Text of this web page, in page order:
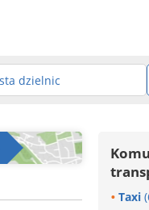
Taxi